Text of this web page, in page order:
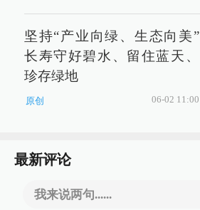
坚持“产业向绿、生态向美”
长寿守好碧水、留住蓝天、
珍存绿地
原创 06-02 11:00
最新评论
我来说两句......